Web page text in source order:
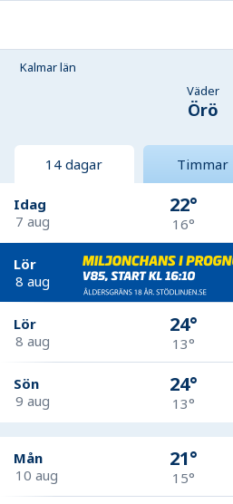
Kalmar län
Väder
Örö
14 dagar Timmar
Idag
7 aug
22°
16°
Lör
8 aug
Lör
8 aug
24°
13°
Sön
9 aug
24°
13°
Mån
10 aug
21°
15°